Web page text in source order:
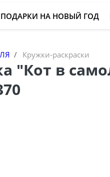
ПОДАРКИ НА НОВЫЙ ГОД
Кружки-раскраски
"Кот в